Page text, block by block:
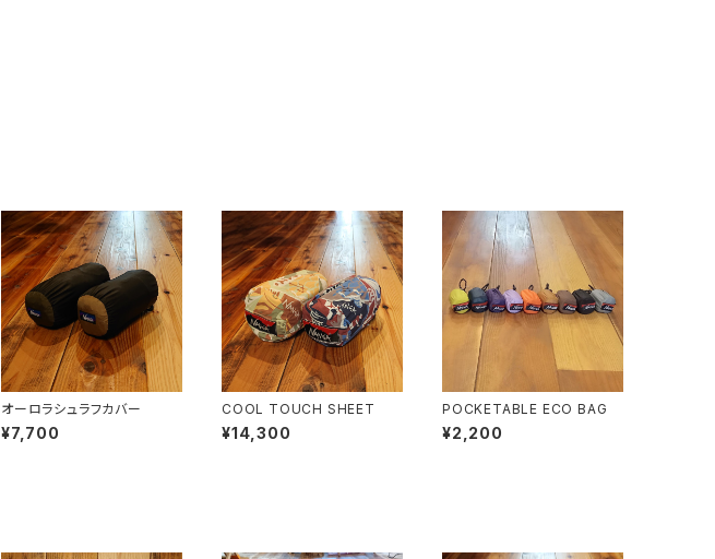
オーロラシュラフカバー
¥7,700
COOL TOUCH SHEET
¥14,300
POCKETABLE ECO BAG
¥2,200